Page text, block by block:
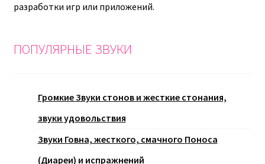
разработки игр или приложений.
ПОПУЛЯРНЫЕ ЗВУКИ
Громкие Звуки стонов и жесткие стонания,
звуки удовольствия
Звуки Говна, жесткого, смачного Поноса
(Диареи) и испражнений